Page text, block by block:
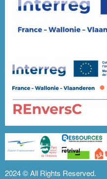
2024 ©All Rights Reserved.